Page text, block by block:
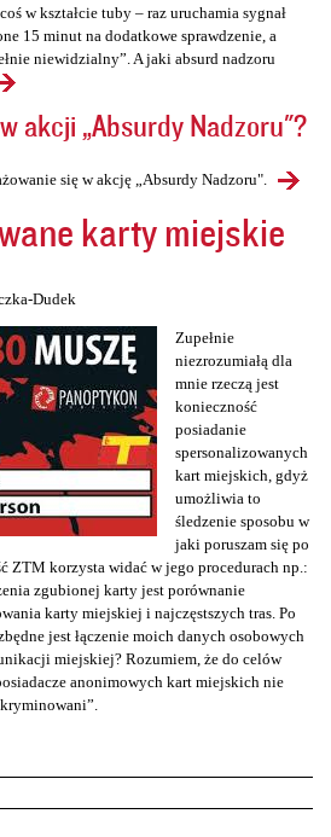
w kształcie tuby – raz uruchamia sygnał
15 minut na dodatkowe sprawdzenie, a
niewidzialny”. A jaki absurd nadzoru
akcji „Absurdy Nadzoru"?
się w akcję „Absurdy Nadzoru".
karty miejskie
Dudek
Zupełnie
niezrozumiałą dla
mnie rzeczą jest
konieczność
posiadanie
spersonalizowanych
kart miejskich, gdyż
umożliwia to
śledzenie sposobu w
jaki poruszam się po
ZTM korzysta widać w jego procedurach np.:
zgubionej karty jest porównanie
karty miejskiej i najczęstszych tras. Po
jest łączenie moich danych osobowych
miejskiej? Rozumiem, że do celów
anonimowych kart miejskich nie